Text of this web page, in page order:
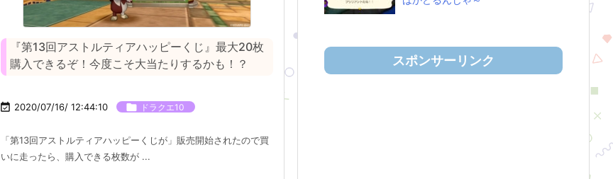
『第13回アストルティアハッピーくじ』最大20枚
購入できるぞ！今度こそ大当たりするかも！？
 2020/07/16/ 12:44:10  ドラクエ10
「第13回アストルティアハッピーくじが」販売開始されたので買
いに走ったら、購入できる枚数が ...
スポンサーリンク